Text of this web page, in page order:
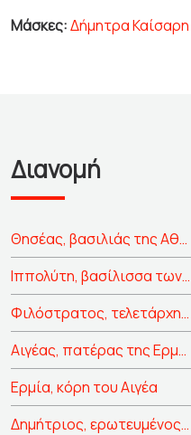
Μάσκες:Δήμητρα Καίσαρη
Διανομή
Θησέας, βασιλιάς της Αθήνας
Ιππολύτη, βασίλισσα των Αμαζόνων και ξωτικό
Φιλόστρατος, τελετάρχης του Θησέα
Αιγέας, πατέρας της Ερμίας και ξωτικό
Ερμία, κόρη του Αιγέα
Δημήτριος, ερωτευμένος με την Ερμία